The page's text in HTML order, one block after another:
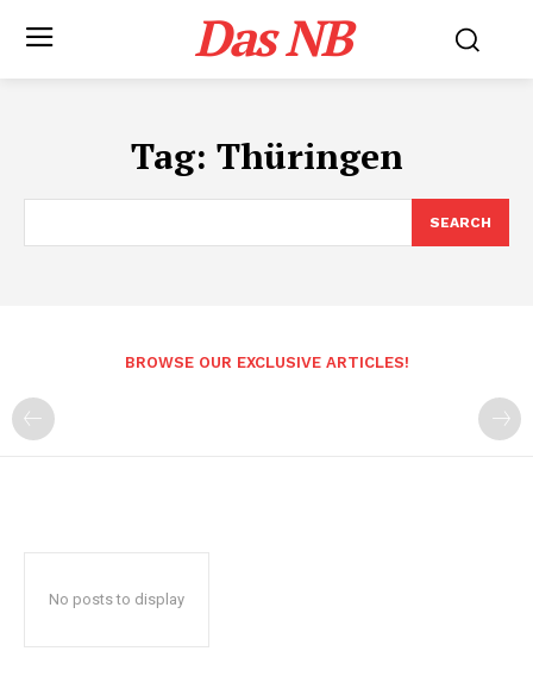
Das NB
Tag: Thüringen
SEARCH
BROWSE OUR EXCLUSIVE ARTICLES!
No posts to display